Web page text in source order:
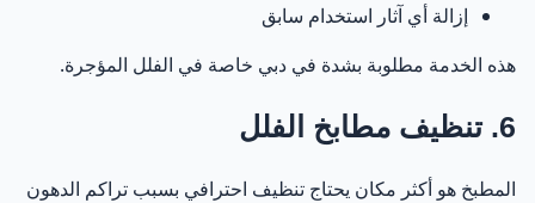
إزالة أي آثار استخدام سابق
هذه الخدمة مطلوبة بشدة في دبي خاصة في الفلل المؤجرة.
6. تنظيف مطابخ الفلل
المطبخ هو أكثر مكان يحتاج تنظيف احترافي بسبب تراكم الدهون